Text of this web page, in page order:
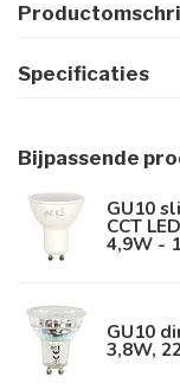
Specificaties
Bijpassende
GU10
CCT
4,9W -
GU10
3,8W,